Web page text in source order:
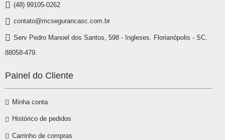
(48) 99105-0262
contato@mcsegurancasc.com.br
Serv Pedro Manoel dos Santos, 598 - Ingleses. Florianópolis - SC.
88058-479.
Painel do Cliente
Minha conta
Histórico de pedidos
Carrinho de compras